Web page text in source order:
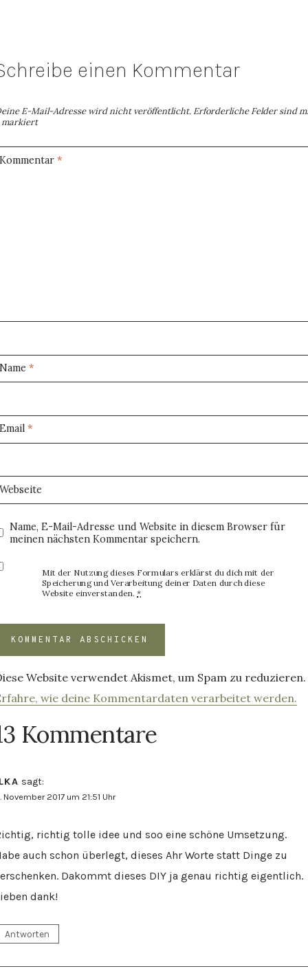
einen Kommentar
E-Mail-Adresse wird nicht veröffentlicht. Erforderliche Felder sind
markiert
Kommentar*
Name*
Email*
Webseite
Name, E-Mail-Adresse und Website in diesem Browser für
meinen nächsten Kommentar speichern.
Mit der Nutzung dieses Formulars erklärst du dich mit der
Speicherung und Verarbeitung deiner Daten durch diese
Website einverstanden.*
Website verwendet Akismet, um Spam zu reduzieren.
wie deine Kommentardaten verarbeitet werden.
Kommentare
sagt:
November 2017 um 21:51 Uhr
richtig tolle idee und soo eine schöne Umsetzung.
auch schon überlegt, dieses Ahr Worte statt Dinge zu
Dakommt dieses DIY ja genau richtig eigentlich.
dank!
Antworten